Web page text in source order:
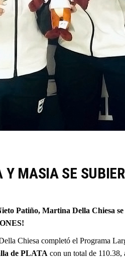
Y MASIA SE
Patiño, Martina Della Chiesa
Chiesa completó el Programa
de PLATA con un total de 110.38,